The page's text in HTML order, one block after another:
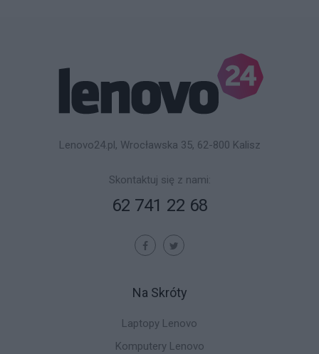
Lenovo24.pl, Wrocławska 35, 62-800 Kalisz
Skontaktuj się z nami:
62 741 22 68
Na Skróty
Laptopy Lenovo
Komputery Lenovo